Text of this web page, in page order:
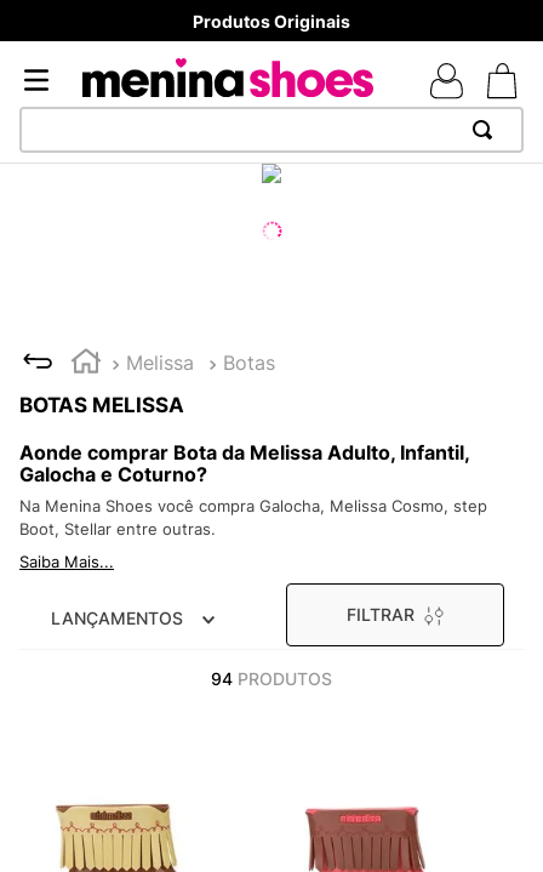
8x sem juros - Parcela mínima R$ 70,00
Melissa
Botas
BOTAS MELISSA
Aonde comprar Bota da Melissa Adulto, Infantil,
Galocha e Coturno?
Na Menina Shoes você compra Galocha, Melissa Cosmo, step
Boot, Stellar entre outras.
Saiba Mais...
LANÇAMENTOS FILTRAR
94 PRODUTOS
7º
MELISSA SLIDE
8º
VANS TÊNIS VANS ULTRARANGE
9º
NEW 530